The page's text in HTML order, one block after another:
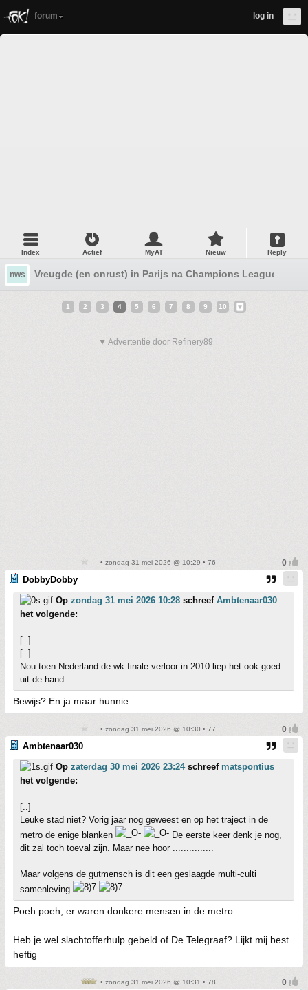
forum log in
Index Actief MyAT Nieuw Reply
nws Vreugde (en onrust) in Parijs na Champions League winst
1 2 3 4 5 6 7 8 9 10
▼ Advertentie door Refinery89
• zondag 31 mei 2026 @ 10:29 • 76
DobbyDobby
Op zondag 31 mei 2026 10:28 schreef Ambtenaar030
het volgende:
[..]
[..]
Nou toen Nederland de wk finale verloor in 2010 liep het ook goed
uit de hand
Bewijs? En ja maar hunnie
• zondag 31 mei 2026 @ 10:30 • 77
Ambtenaar030
Op zaterdag 30 mei 2026 23:24schreef matspontius
het volgende:
[..]
Leuke stad niet? Vorig jaar nog geweest en op het traject in de
metro de enige blanken
De eerste keer denk je nog,
dit zal toch toeval zijn. Maar nee hoor ...............
Maar volgens de gutmensch is dit een geslaagde multi-culti
samenleving
Poeh poeh, er waren donkere mensen in de metro.
Heb je wel slachtofferhulp gebeld of De Telegraaf? Lijkt mij best
heftig
• zondag 31 mei 2026 @ 10:31 • 78